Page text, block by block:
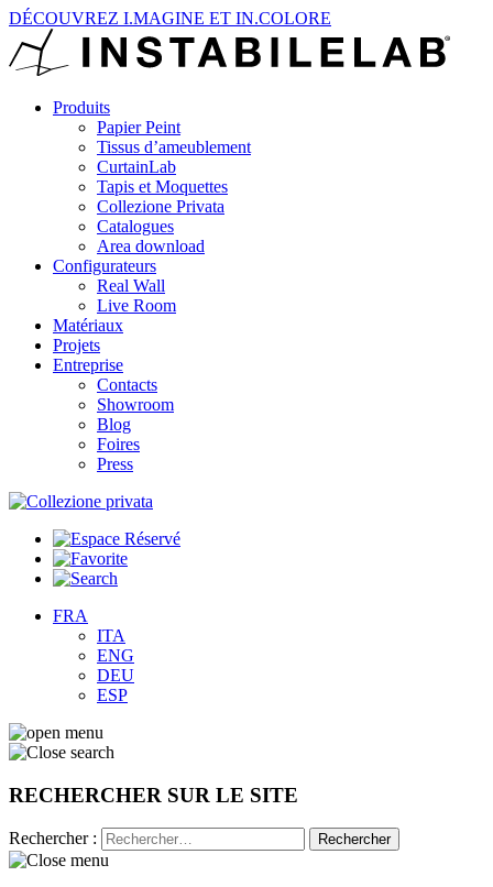
DÉCOUVREZ I.MAGINE ET IN.COLORE
Produits
Papier Peint
Tissus d’ameublement
CurtainLab
Tapis et Moquettes
Collezione Privata
Catalogues
Area download
Configurateurs
Real Wall
Live Room
Matériaux
Projets
Entreprise
Contacts
Showroom
Blog
Foires
Press
FRA
ITA
ENG
DEU
ESP
RECHERCHER SUR LE SITE
Rechercher :